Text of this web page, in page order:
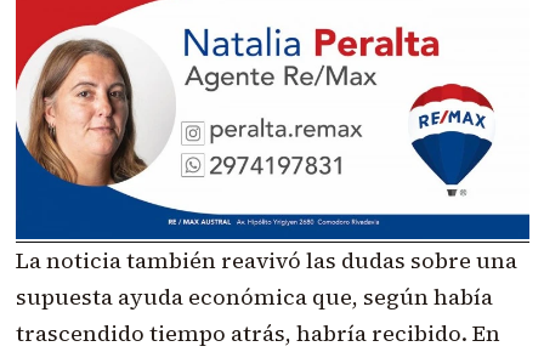
La noticia también reavivó las dudas sobre una
supuesta ayuda económica que, según había
trascendido tiempo atrás, habría recibido. En